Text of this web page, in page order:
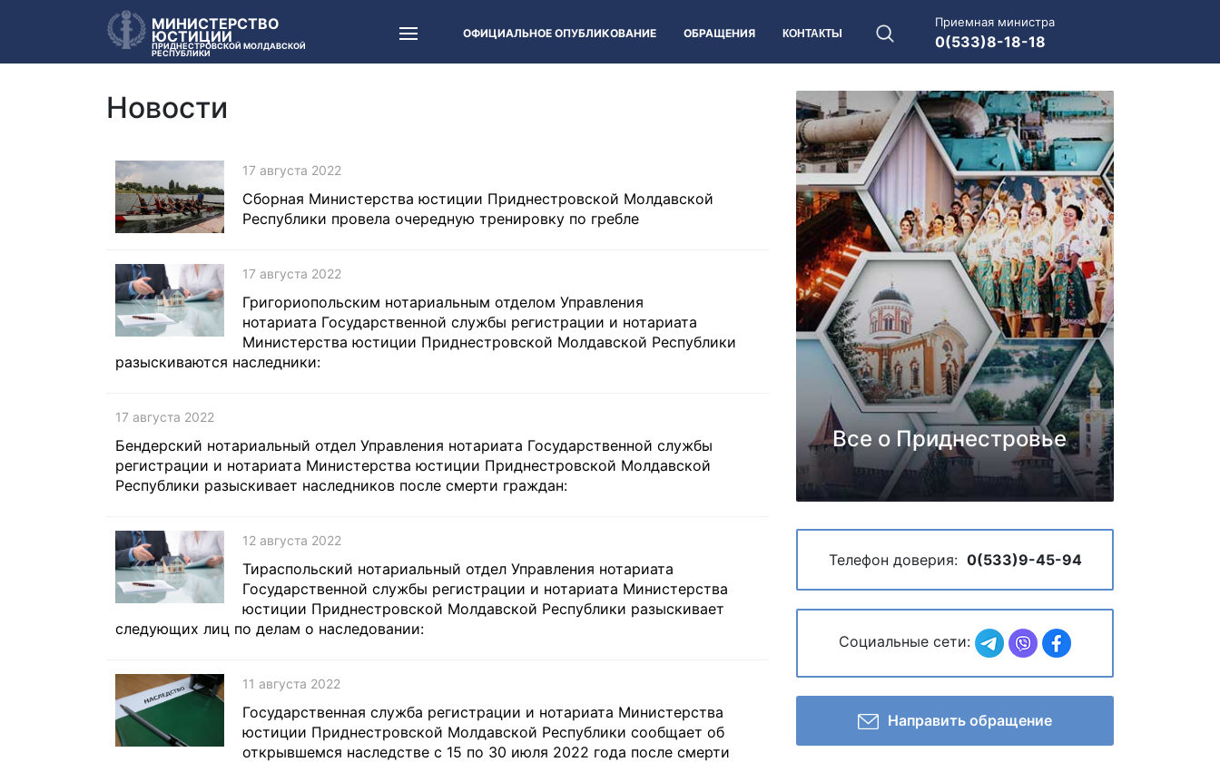
МИНИСТЕРСТВО
ЮСТИЦИИ
ПРИДНЕСТРОВСКОЙ МОЛДАВСКОЙ
РЕСПУБЛИКИ
ОФИЦИАЛЬНОЕ ОПУБЛИКОВАНИЕ ОБРАЩЕНИЯ КОНТАКТЫ
Приемная министра
0(533)8-18-18
Новости
17 августа 2022
Сборная Министерства юстиции Приднестровской Молдавской
Республики провела очередную тренировку по гребле
17 августа 2022
Григориопольским нотариальным отделом Управления
нотариата Государственной службы регистрации и нотариата
Министерства юстиции Приднестровской Молдавской Республики
разыскиваются наследники:
17 августа 2022
Бендерский нотариальный отдел Управления нотариата Государственной службы
регистрации и нотариата Министерства юстиции Приднестровской Молдавской
Республики разыскивает наследников после смерти граждан:
12 августа 2022
Тираспольский нотариальный отдел Управления нотариата
Государственной службы регистрации и нотариата Министерства
юстиции Приднестровской Молдавской Республики разыскивает
следующих лиц по делам о наследовании:
11 августа 2022
Государственная служба регистрации и нотариата Министерства
юстиции Приднестровской Молдавской Республики сообщает об
открывшемся наследстве с 15 по 30 июля 2022 года после смерти
Все о Приднестровье
Телефон доверия: 0(533)9-45-94
Социальные сети:
Направить обращение